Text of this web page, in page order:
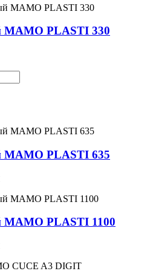
PLASTI 330
PLASTI 635
PLASTI 1100